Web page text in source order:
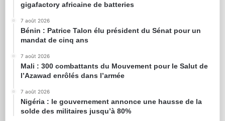
gigafactory africaine de batteries
7 août 2026
Bénin : Patrice Talon élu président du Sénat pour un
mandat de cinq ans
7 août 2026
Mali : 300 combattants du Mouvement pour le Salut de
l’Azawad enrôlés dans l’armée
7 août 2026
Nigéria : le gouvernement annonce une hausse de la
solde des militaires jusqu’à 80%